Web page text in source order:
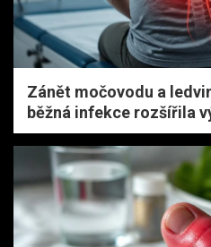
Zánět močovodu a
běžná infekce rozšířila